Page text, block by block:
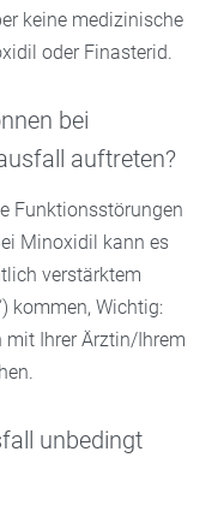
keine medizinische
oder Finasterid.
bei
auftreten?
Funktionsstörungen
Minoxidil kann es
verstärktem
kommen, Wichtig:
mit Ihrer Ärztin/Ihrem
unbedingt